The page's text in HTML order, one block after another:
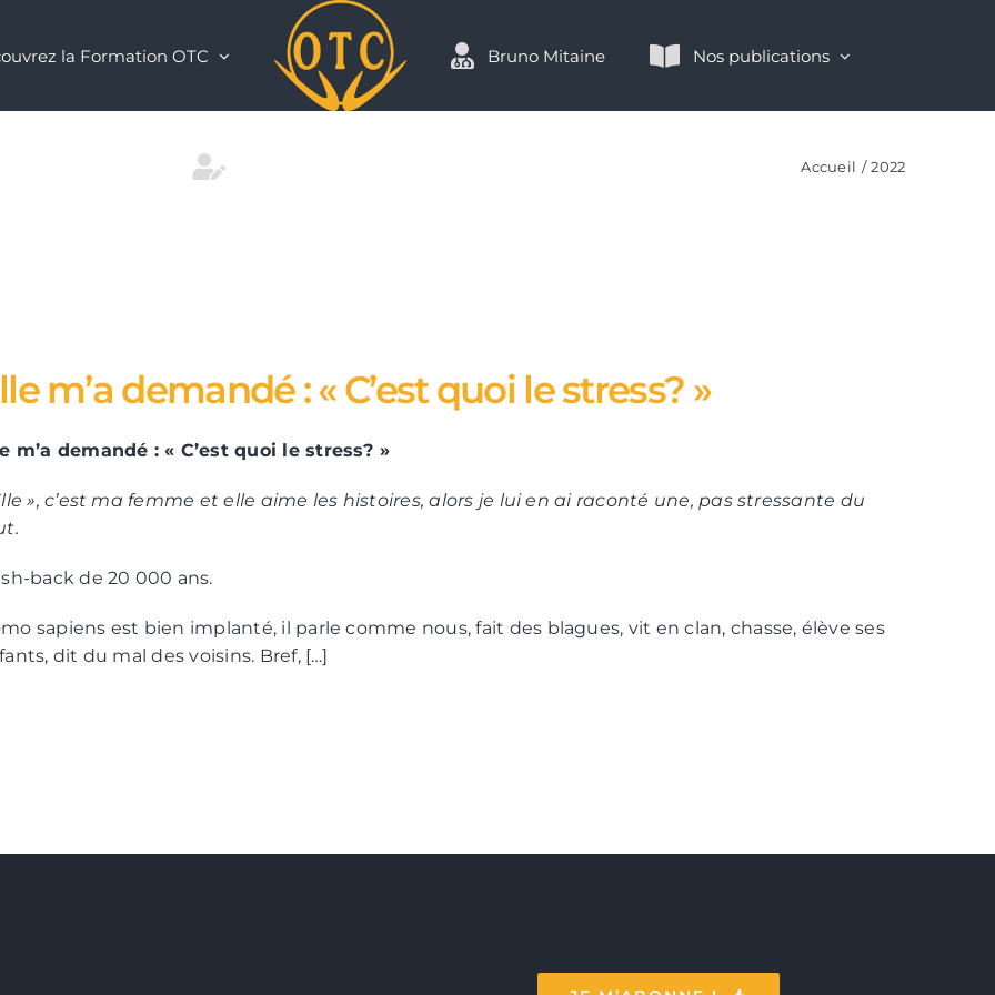
la Formation OTC Bruno Mitaine Nos publications
Accueil 2022
m’a demandé : « C’est quoi le stress? »
m’a demandé : « C’est quoi le stress? »
», c’est ma femme et elle aime les histoires, alors je lui en ai raconté une, pas stressante du
back de 20 000 ans.
sapiens est bien implanté, il parle comme nous, fait des blagues, vit en clan, chasse, élève ses
dit du mal des voisins. Bref, […]